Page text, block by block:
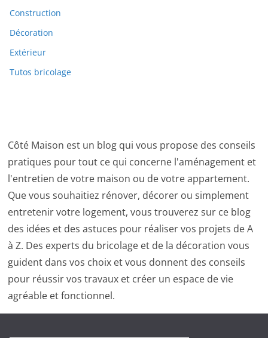
Construction
Décoration
Extérieur
Tutos bricolage
Côté Maison est un blog qui vous propose des conseils
pratiques pour tout ce qui concerne l'aménagement et
l'entretien de votre maison ou de votre appartement.
Que vous souhaitiez rénover, décorer ou simplement
entretenir votre logement, vous trouverez sur ce blog
des idées et des astuces pour réaliser vos projets de A
à Z. Des experts du bricolage et de la décoration vous
guident dans vos choix et vous donnent des conseils
pour réussir vos travaux et créer un espace de vie
agréable et fonctionnel.